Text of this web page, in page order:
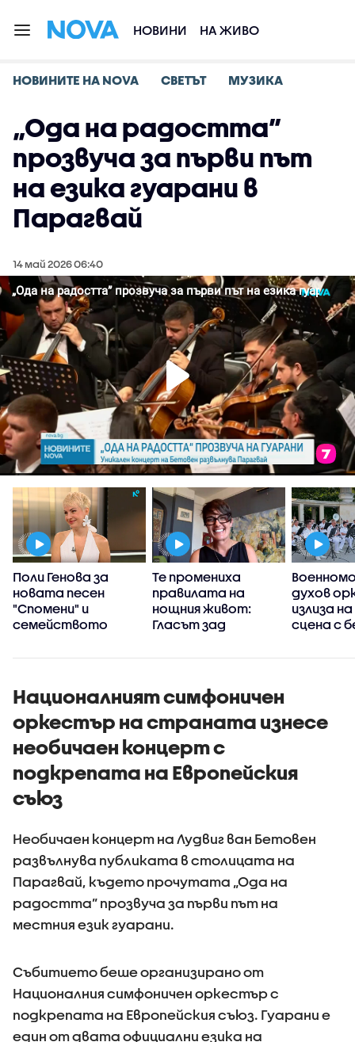
НОВИНИ НА ЖИВО
НОВИНИТЕ НА NOVA СВЕТЪТ МУЗИКА
„Ода на радостта”
прозвуча за първи път
на езика гуарани в
Парагвай
14 май 2026 06:40
Поли Генова за
новата песен
"Спомени" и
семейството
Те промениха
правилата на
нощния живот:
Гласът зад
KOSHEEN - Шон
духов
излиза
сцена с
Националният симфоничен
оркестър на страната изнесе
необичаен концерт с
подкрепата на Европейския
съюз
Необичаен концерт на Лудвиг ван Бетовен
развълнува публиката в столицата на
Парагвай, където прочутата „Ода на
радостта” прозвуча за първи път на
местния език гуарани.
Събитието беше организирано от
Националния симфоничен оркестър с
подкрепата на Европейския съюз. Гуарани е
един от двата официални езика на